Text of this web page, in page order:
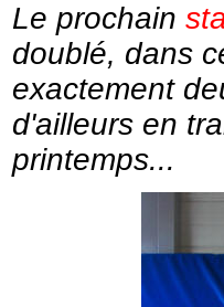
Le prochain
doublé, dans
exactement
d'ailleurs en
printemps...